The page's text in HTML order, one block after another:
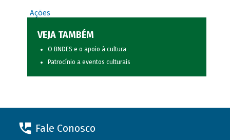
Ações
VEJA TAMBÉM
O BNDES e o apoio à cultura
Patrocínio a eventos culturais
Fale Conosco